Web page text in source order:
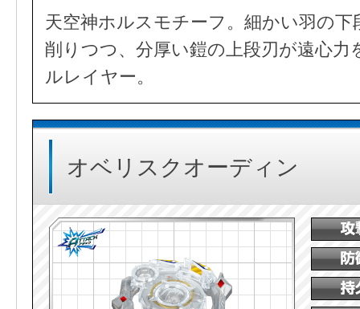
天空神ホルスモチーフ。細かい羽の
削りつつ、分厚い鎧の上段刃が遠心
ルレイヤー。
オベリスクオーディン